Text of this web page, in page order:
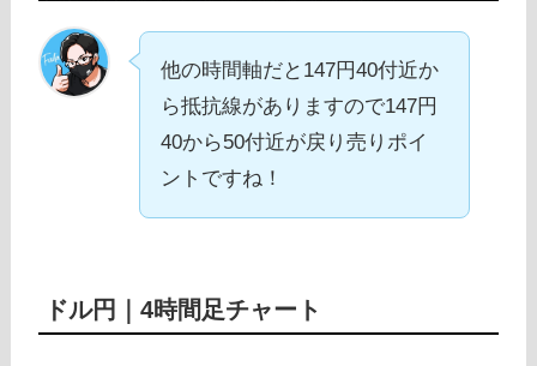
他の時間軸だと147円40付近か
ら抵抗線がありますので147円
40から50付近が戻り売りポイ
ントですね！
ドル円｜4時間足チャート